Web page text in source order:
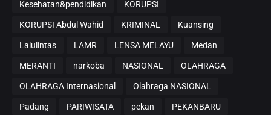
Kesehatan&pendidikan KORUPSI
KORUPSI Abdul Wahid KRIMINAL Kuansing
Lalulintas LAMR LENSA MELAYU Medan
MERANTI narkoba NASIONAL OLAHRAGA
OLAHRAGA Internasional Olahraga NASIONAL
Padang PARIWISATA pekan PEKANBARU